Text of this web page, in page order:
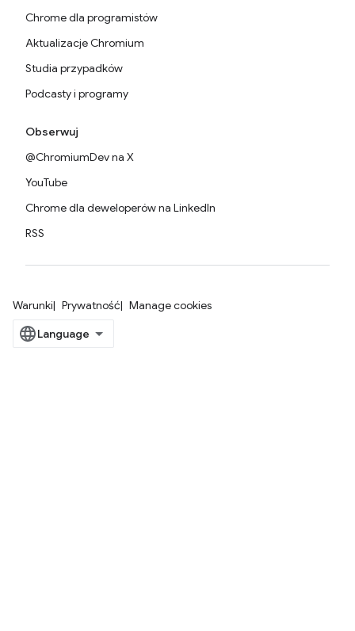
Chrome dla programistów
Aktualizacje Chromium
Studia przypadków
Podcasty i programy
Obserwuj
@ChromiumDev na X
YouTube
Chrome dla deweloperów na LinkedIn
RSS
Warunki Prywatność Manage cookies